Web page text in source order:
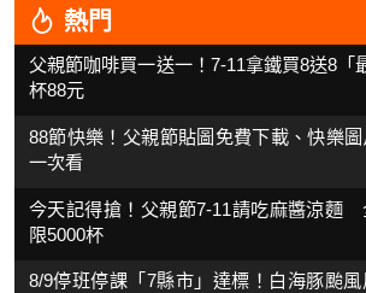
熱門
父親節咖啡買一送一！7-11拿鐵買8送8
杯88元
88節快樂！父親節貼圖免費下載、快樂
一次看
今天記得搶！父親節7-11請吃麻醬涼麵
限5000杯
8/9停班停課「7縣市」達標！白海豚颱